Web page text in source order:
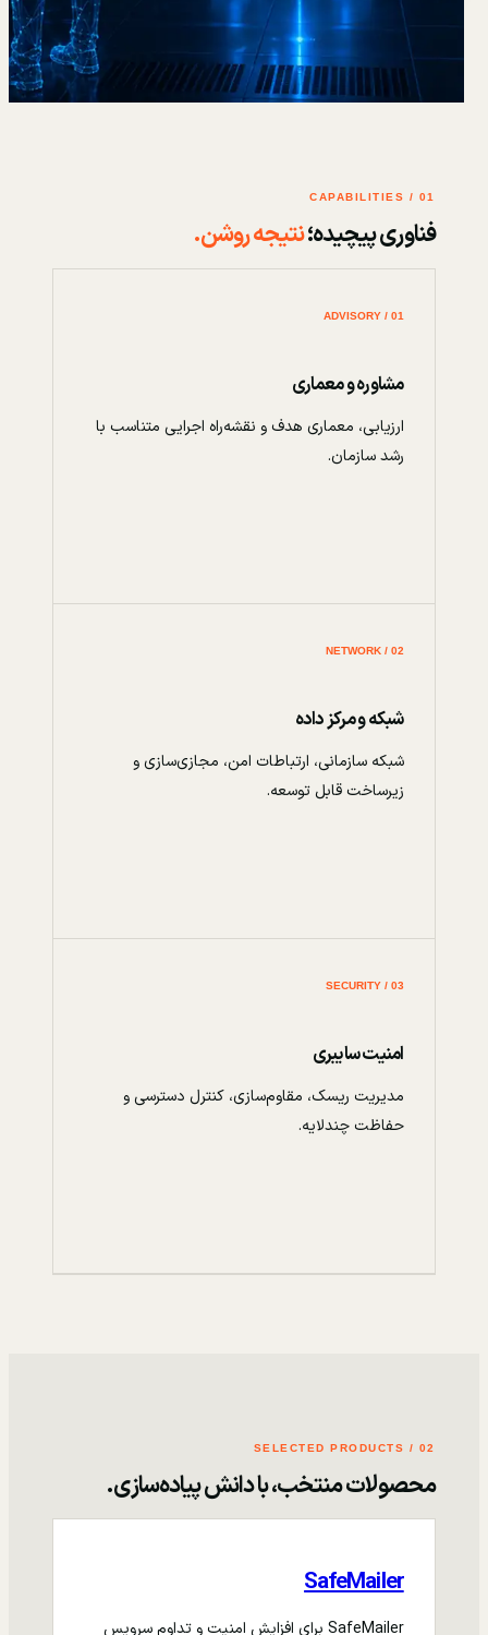
01 / CAPABILITIES
فناوری پیچیده؛نتیجه روشن.
01 / ADVISORY
مشاوره و معماری
ارزیابی، معماری هدف و نقشه‌راه اجرایی متناسب با
رشد سازمان.
02 / NETWORK
شبکه و مرکز داده
شبکه سازمانی، ارتباطات امن، مجازی‌سازی و
زیرساخت قابل توسعه.
03 / SECURITY
امنیت سایبری
مدیریت ریسک، مقاوم‌سازی، کنترل دسترسی و
حفاظت چندلایه.
02 / SELECTED PRODUCTS
محصولات منتخب، با دانش پیاده‌سازی.
SafeMailer
SafeMailer برای افزایش امنیت و تداوم سرویس